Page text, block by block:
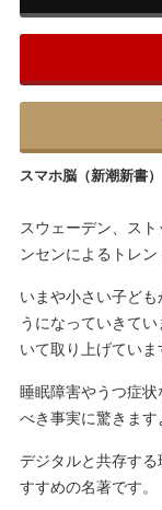
スマホ脳（新潮新書）
スウェーデン、ス
ンセンによるトレン
いまや小さい子ど
うになっていきて
いて取り上げていま
睡眠障害やうつ症
べき事実に驚きます
デジタルと共存す
すすめの名著です。